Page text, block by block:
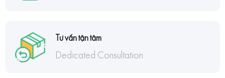
Tư vấn tận tâm
Dedicated Consultation